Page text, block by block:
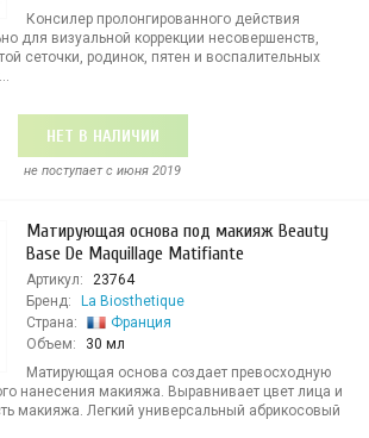
Консилер пролонгированного действия
для визуальной коррекции несовершенств,
сеточки, родинок, пятен и воспалительных
НЕТ В НАЛИЧИИ
не поступает c июня 2019
Матирующая основа под макияж Beauty
Base De Maquillage Matifiante
Артикул:
23764
Бренд:
La Biosthetique
Страна:
Франция
Объем:
30 мл
Матирующая основа создает превосходную
нанесения макияжа. Выравнивает цвет лица и
макияжа. Легкий универсальный абрикосовый